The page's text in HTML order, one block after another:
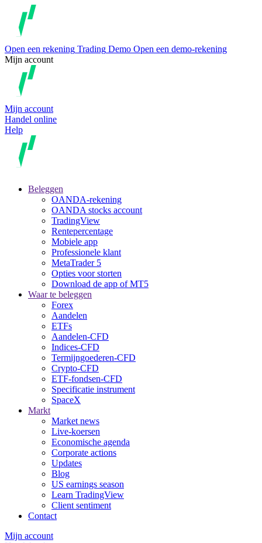
Open een rekening Trading Demo Open een demo-rekening
Mijn account
Mijn account
Handel online
Help
Beleggen
OANDA-rekening
OANDA stocks account
TradingView
Rentepercentage
Mobiele app
Professionele klant
MetaTrader 5
Opties voor storten
Download de app of MT5
Waar te beleggen
Forex
Aandelen
ETFs
Aandelen-CFD
Indices-CFD
Termijngoederen-CFD
Crypto-CFD
ETF-fondsen-CFD
Specificatie instrument
SpaceX
Markt
Market news
Live-koersen
Economische agenda
Corporate actions
Updates
Blog
US earnings season
Learn TradingView
Client sentiment
Contact
Mijn account